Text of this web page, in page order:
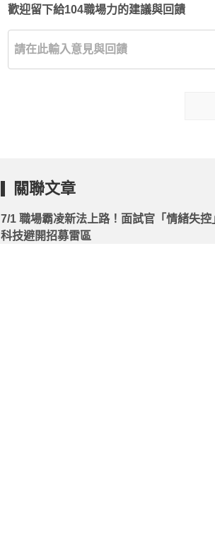
歡迎留下給104職場力的建議與回饋
關聯文章
7/1 職場霸凌新法上路！面試官「情緒失控
科技避開招募雷區